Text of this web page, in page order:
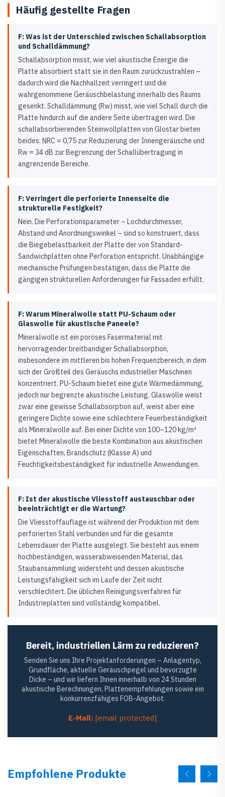
Häufig gestellte Fragen
F: Was ist der Unterschied zwischen Schallabsorption
und Schalldämmung?
Schallabsorption misst, wie viel akustische Energie die
Platte absorbiert statt sie in den Raum zurückzustrahlen –
dadurch wird die Nachhallzeit verringert und die
wahrgenommene Geräuschbelastung innerhalb des Raums
gesenkt. Schalldämmung (Rw) misst, wie viel Schall durch die
Platte hindurch auf die andere Seite übertragen wird. Die
schallabsorbierenden Steinwollplatten von Glostar bieten
beides: NRC = 0,75 zur Reduzierung der Innengeräusche und
Rw = 34 dB zur Begrenzung der Schallübertragung in
angrenzende Bereiche.
F: Verringert die perforierte Innenseite die
strukturelle Festigkeit?
Nein. Die Perforationsparameter – Lochdurchmesser,
Abstand und Anordnungswinkel – sind so konstruiert, dass
die Biegebelastbarkeit der Platte der von Standard-
Sandwichplatten ohne Perforation entspricht. Unabhängige
mechanische Prüfungen bestätigen, dass die Platte die
gängigen strukturellen Anforderungen für Fassaden erfüllt.
F: Warum Mineralwolle statt PU-Schaum oder
Glaswolle für akustische Paneele?
Mineralwolle ist ein poröses Fasermaterial mit
hervorragender breitbandiger Schallabsorption,
insbesondere im mittleren bis hohen Frequenzbereich, in dem
sich der Großteil des Geräuschs industrieller Maschinen
konzentriert. PU-Schaum bietet eine gute Wärmedämmung,
jedoch nur begrenzte akustische Leistung. Glaswolle weist
zwar eine gewisse Schallabsorption auf, weist aber eine
geringere Dichte sowie eine schlechtere Feuerbeständigkeit
als Mineralwolle auf. Bei einer Dichte von 100–120 kg/m³
bietet Mineralwolle die beste Kombination aus akustischen
Eigenschaften, Brandschutz (Klasse A) und
Feuchtigkeitsbeständigkeit für industrielle Anwendungen.
F: Ist der akustische Vliesstoff austauschbar oder
beeinträchtigt er die Wartung?
Die Vliesstoffauflage ist während der Produktion mit dem
perforierten Stahl verbunden und für die gesamte
Lebensdauer der Platte ausgelegt. Sie besteht aus einem
hochbeständigen, wasserabweisenden Material, das
Staubansammlung widersteht und dessen akustische
Leistungsfähigkeit sich im Laufe der Zeit nicht
verschlechtert. Die üblichen Reinigungsverfahren für
Industrieplatten sind vollständig kompatibel.
Bereit, industriellen Lärm zu reduzieren?
Senden Sie uns Ihre Projektanforderungen – Anlagentyp,
Grundfläche, aktuelle Geräuschpegel und bevorzugte
Dicke – und wir liefern Ihnen innerhalb von 24 Stunden
akustische Berechnungen, Plattenempfehlungen sowie ein
konkurrenzfähiges FOB-Angebot.
E-Mail: [email protected]
Empfohlene Produkte